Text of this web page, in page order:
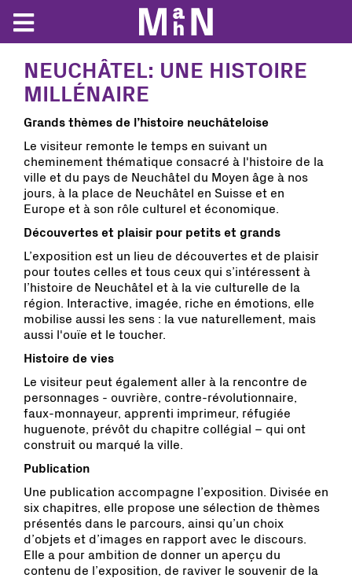
NEUCHÂTEL: UNE HISTOIRE
MILLÉNAIRE
Grands thèmes de l’histoire neuchâteloise
Le visiteur remonte le temps en suivant un
cheminement thématique consacré à l'histoire de la
ville et du pays de Neuchâtel du Moyen âge à nos
jours, à la place de Neuchâtel en Suisse et en
Europe et à son rôle culturel et économique.
Découvertes et plaisir pour petits et grands
L’exposition est un lieu de découvertes et de plaisir
pour toutes celles et tous ceux qui s’intéressent à
l’histoire de Neuchâtel et à la vie culturelle de la
région. Interactive, imagée, riche en émotions, elle
mobilise aussi les sens : la vue naturellement, mais
aussi l'ouïe et le toucher.
Histoire de vies
Le visiteur peut également aller à la rencontre de
personnages - ouvrière, contre-révolutionnaire,
faux-monnayeur, apprenti imprimeur, réfugiée
huguenote, prévôt du chapitre collégial
– qui ont
construit ou marqué la ville.
Publication
Une publication accompagne l’exposition. Divisée en
six chapitres, elle propose une sélection de thèmes
présentés dans le parcours, ainsi qu’un choix
d’objets et d’images en rapport avec le discours.
Elle a pour ambition de donner un aperçu du
contenu de l’exposition, de raviver le souvenir de la